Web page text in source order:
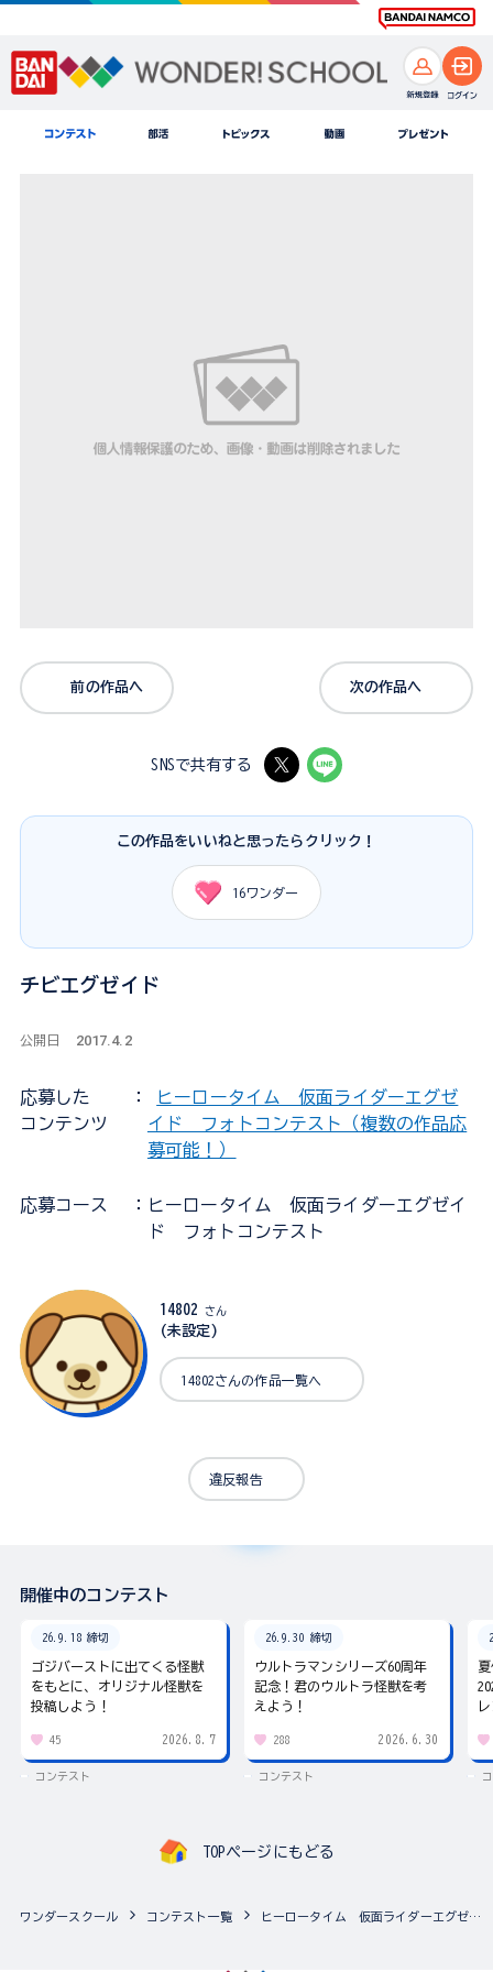
前の作品へ 次の作品へ
SNSで共有する
この作品をいいねと思ったらクリック！
16ワンダー
チビエグゼイド
公開日 2017.4.2
応募した
コンテンツ
：
ヒーロータイム 仮面ライダーエグゼ
イド フォトコンテスト（複数の作品応
募可能！）
応募コース
：ヒーロータイム 仮面ライダーエグゼイ
ド フォトコンテスト
14802 さん
(未設定)
14802さんの作品一覧へ
違反報告
開催中のコンテスト
26.9.18 締切
ゴジバーストに出てくる怪獣
をもとに、オリジナル怪獣を
投稿しよう！
45 2026.8.7
コンテスト
26.9.30 締切
ウルトラマンシリーズ60周年
記念！君のウルトラ怪獣を考
えよう！
288 2026.6.30
コンテスト
TOPページにもどる
ワンダースクール コンテスト一覧 ヒーロータイム 仮面ライダーエグゼイド フォトコンテスト（複数の作品応募可能！）